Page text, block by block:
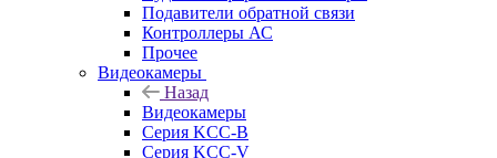
Подавители обратной связи
Контроллеры АС
Прочее
Видеокамеры
Назад
Видеокамеры
Серия KCC-B
Серия KCC-V